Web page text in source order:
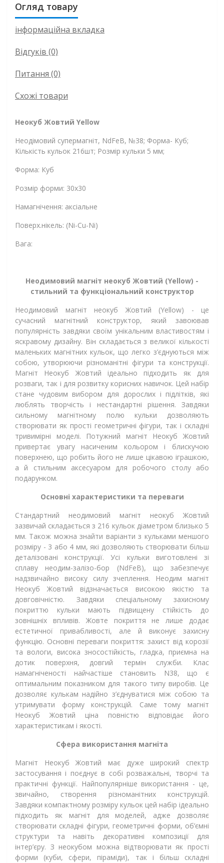
Огляд товару
інформаційна вкладка
Відгуків (0)
Питання (0)
Схожі товари
Неокуб Жовтий Yellow
Неодімовий супермагніт, NdFeB, №38; Форма- Куб;
Кількість кульок 216шт; Розмір кульки 5 мм;
Форма: Куб
Розмір форми: 30х30
Намагнічення: аксіальне
Поверх.нікель: (Ni-Cu-Ni)
Вага:
Неодимовий магніт неокуб Жовтий (Yellow) -
стильний та функціональний конструктор
Неодимовий магніт неокуб Жовтий (Yellow) - це
сучасний магнітний конструктор, який завоював
популярність завдяки своїм унікальним властивостям і
яскравому дизайну. Він складається з великої кількості
маленьких магнітних кульок, що легко з’єднуються між
собою, утворюючи різноманітні фігури та конструкції.
Магніт Неокуб Жовтий ідеально підходить як для
розваги, так і для розвитку корисних навичок. Цей набір
стане чудовим вибором для дорослих і підлітків, які
люблять творчість і нестандартні рішення. Завдяки
сильному магнітному полю кульки дозволяють
створювати як прості геометричні фігури, так і складні
тривимірні моделі. Потужний магніт Неокуб Жовтий
привертає увагу насиченим кольором і блискучою
поверхнею, що робить його не лише цікавою іграшкою,
а й стильним аксесуаром для робочого столу або
подарунком.
Основні характеристики та переваги
Стандартний неодимовий магніт неокуб Жовтий
зазвичай складається з 216 кульок діаметром близько 5
мм. Також можна знайти варіанти з кульками меншого
розміру - 3 або 4 мм, які дозволяють створювати більш
деталізовані конструкції. Усі кульки виготовлені зі
сплаву неодим-залізо-бор (NdFeB), що забезпечує
надзвичайно високу силу зчеплення. Неодим магніт
Неокуб Жовтий відзначається високою якістю та
довговічністю. Завдяки спеціальному захисному
покриттю кульки мають підвищену стійкість до
зовнішніх впливів. Жовте покриття не лише додає
естетичної привабливості, але й виконує захисну
функцію. Основні переваги покриття: захист від корозії
та вологи, висока зносостійкість, гладка, приємна на
дотик поверхня, довгий термін служби. Клас
намагніченості найчастіше становить N38, що є
оптимальним показником для такого типу виробів. Це
дозволяє кулькам надійно з’єднуватися між собою та
утримувати форму конструкцій. Саме тому магніт
Неокуб Жовтий ціна повністю відповідає його
характеристикам і якості.
Сфера використання магніта
Магніт Неокуб Жовтий має дуже широкий спектр
застосування і поєднує в собі розважальні, творчі та
практичні функції. Найпопулярніше використання - це,
звичайно, створення різноманітних конструкцій.
Завдяки компактному розміру кульок цей набір ідеально
підходить як магніт для моделей, адже дозволяє
створювати складні фігури, геометричні форми, об’ємні
структури та навіть декоративні композиції для
інтер’єру. З неокубом можна відтворювати як прості
форми (куби, сфери, піраміди), так і більш складні